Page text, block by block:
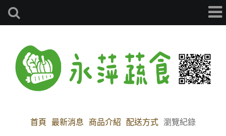
首頁 最新消息 商品介紹 配送方式 瀏覽紀錄